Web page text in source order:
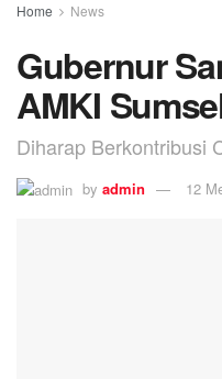
Home News
Gubernur
AMKI
Diharap Berkontribusi
by admin 12